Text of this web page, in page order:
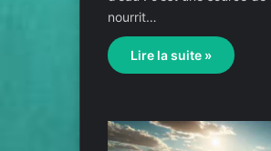
nourrit…
Lire la suite »